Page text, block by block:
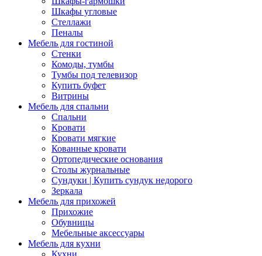
Шкафы угловые
Стеллажи
Пеналы
Мебель для гостиной
Стенки
Комоды, тумбы
Тумбы под телевизор
Купить буфет
Витрины
Мебель для спальни
Спальни
Кровати
Кровати мягкие
Кованные кровати
Ортопедические основания
Столы журнальные
Сундуки | Купить сундук недорого
Зеркала
Мебель для прихожей
Прихожие
Обувницы
Мебельные аксессуары
Мебель для кухни
Кухни